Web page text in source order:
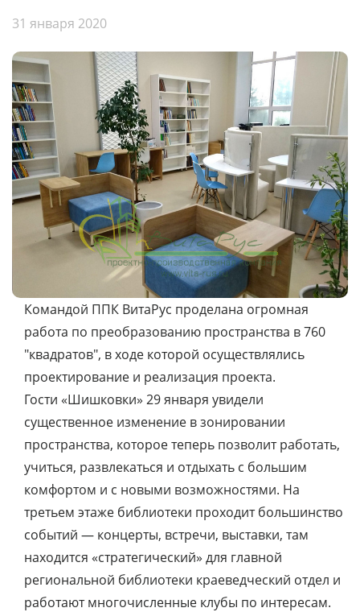
31 января 2020
Командой ППК ВитаРус проделана огромная
работа по преобразованию пространства в 760
"квадратов", в ходе которой осуществлялись
проектирование и реализация проекта.
Гости «Шишковки» 29 января увидели
существенное изменение в зонировании
пространства, которое теперь позволит работать,
учиться, развлекаться и отдыхать с большим
комфортом и с новыми возможностями. На
третьем этаже библиотеки проходит большинство
событий — концерты, встречи, выставки, там
находится «стратегический» для главной
региональной библиотеки краеведческий отдел и
работают многочисленные клубы по интересам.